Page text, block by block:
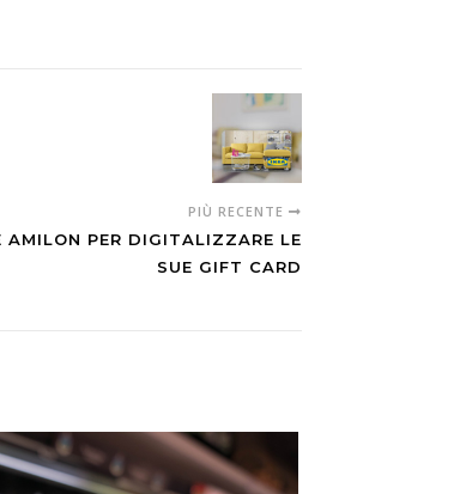
PIÙ RECENTE
AMILON PER DIGITALIZZARE LE
SUE GIFT CARD